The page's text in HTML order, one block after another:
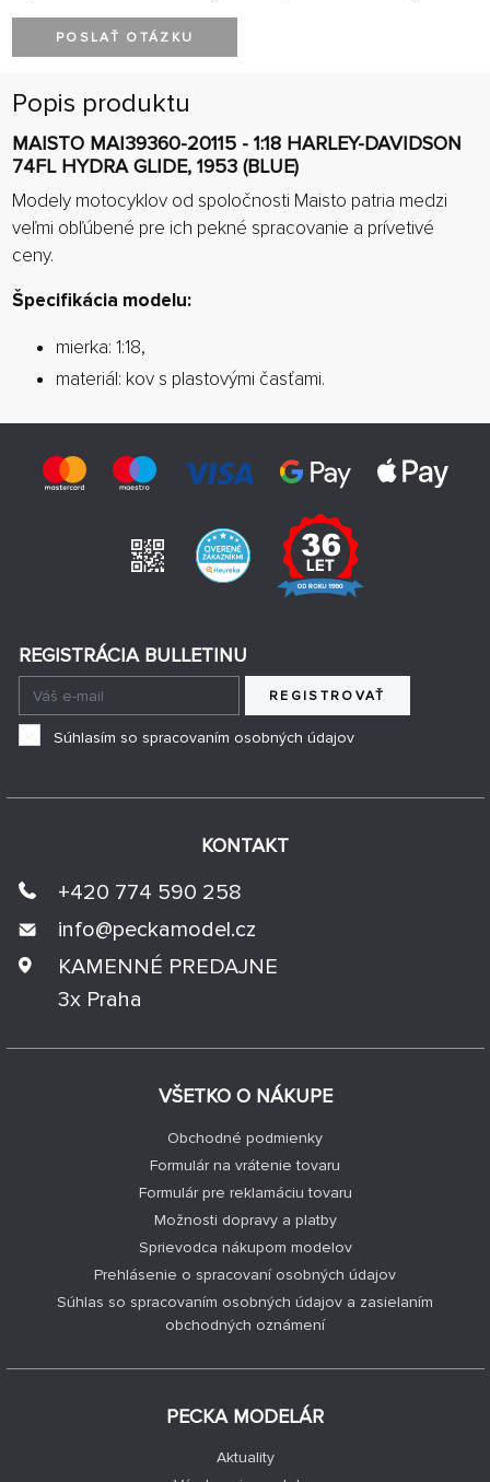
POSLAŤ OTÁZKU
Popis produktu
MAISTO MAI39360-20115 - 1:18 HARLEY-DAVIDSON
74FL HYDRA GLIDE, 1953 (BLUE)
Modely motocyklov od spoločnosti Maisto patria medzi
veľmi obľúbené pre ich pekné spracovanie a prívetivé
ceny.
Špecifikácia modelu:
mierka: 1:18,
materiál: kov s plastovými časťami.
VŠETKO O NÁKUPE
Obchodné podmienky
Formulár na vrátenie tovaru
Formulár pre reklamáciu tovaru
Možnosti dopravy a platby
Sprievodca nákupom modelov
Prehlásenie o spracovaní osobných údajov
Súhlas so spracovaním osobných údajov a zasielaním
obchodných oznámení
PECKA MODELÁR
Aktuality
KONTAKT
+420 774 590 258
info@peckamodel.cz
KAMENNÉ PREDAJNE
3x Praha
REGISTRÁCIA BULLETINU
REGISTROVAŤ
Súhlasím so spracovaním osobných údajov